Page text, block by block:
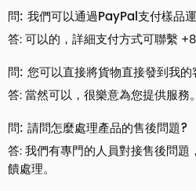
問: 我們可以通過PayPal支付樣品
答: 可以的，詳細支付方式可聯繫
問: 您可以直接將貨物直接發到我的
答: 當然可以，很樂意為您提供服務。
問: 請問怎麼處理產品的售後問題?
答: 我們有專門的人員對接售後問題
饋處理。